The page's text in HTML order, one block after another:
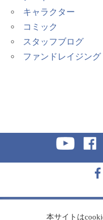
キャラクター
コミック
スタッフブログ
ファンドレイジング
本サイトは